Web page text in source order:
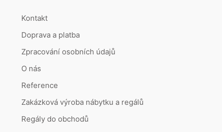
Kontakt
Doprava a platba
Zpracování osobních údajů
O nás
Reference
Zakázková výroba nábytku a regálů
Regály do obchodů